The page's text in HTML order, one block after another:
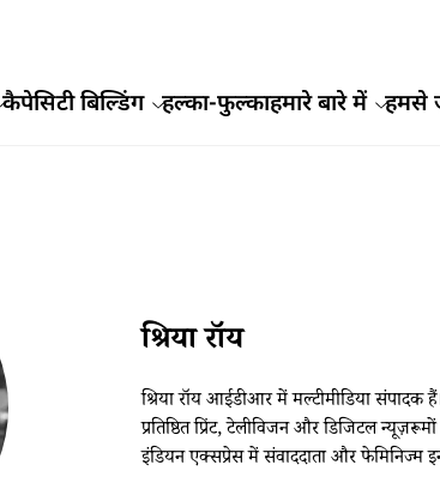
कैपेसिटी बिल्डिंग हल्का-फुल्काहमारे बारे में हमसे
श्रिया रॉय
श्रिया रॉय आईडीआर में मल्टीमीडिया संपादक
प्रतिष्ठित प्रिंट, टेलीविजन और डिजिटल
इंडियन एक्सप्रेस में संवाददाता और फेमिनिज्म